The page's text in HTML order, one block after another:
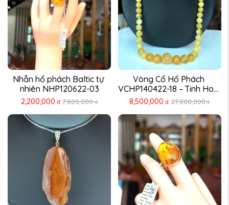
Nhẫn hổ phách Baltic tự
nhiên NHP120622-03
2,200,000 đ 7,800,000 đ
Vòng Cổ Hổ Phách
VCHP140422-18 – Tinh Hoa
...
8,500,000 đ 27,000,000 đ